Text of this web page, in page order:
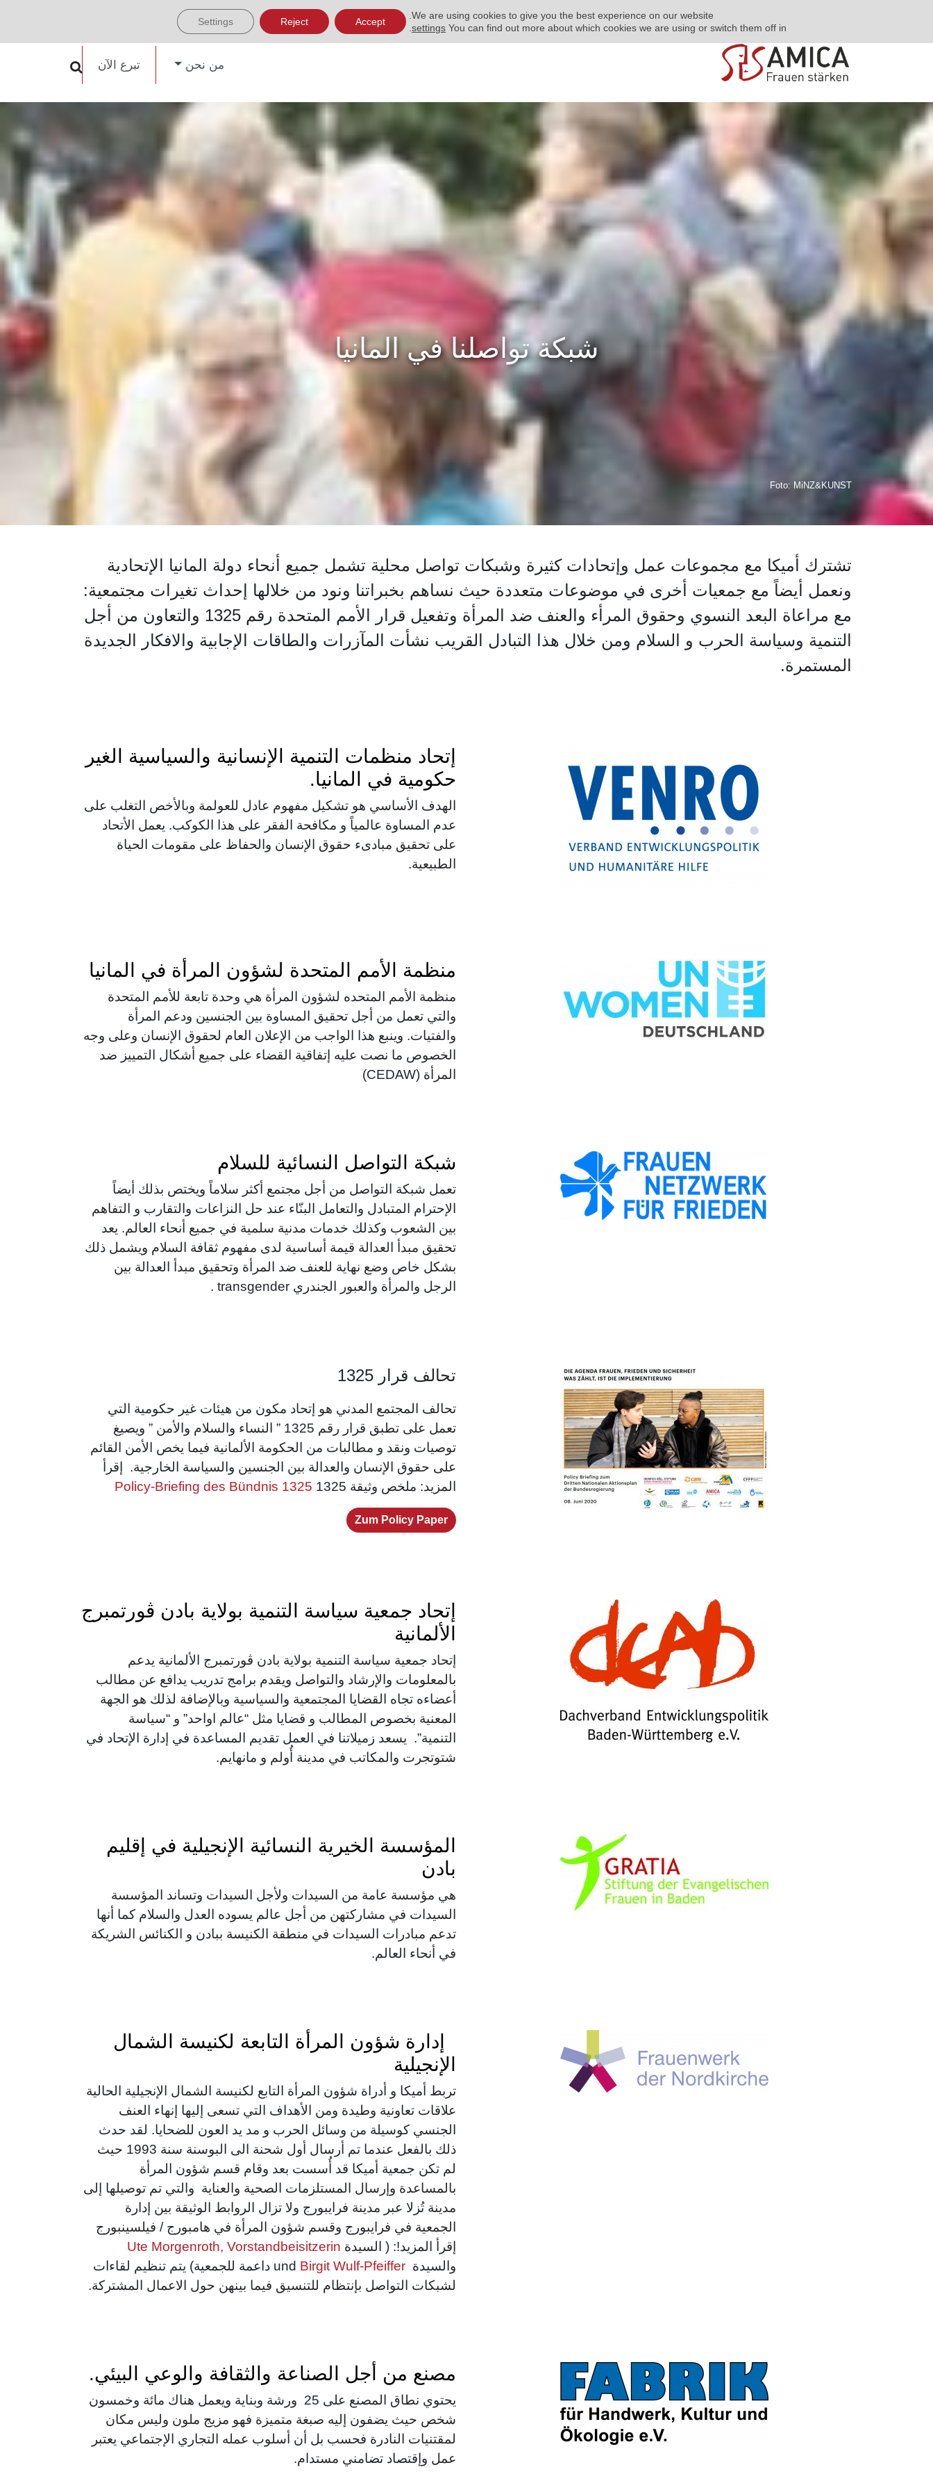
CONTACT US DEUTSCH
من نحن تبرع الآن
شبكة تواصلنا في المانيا
Foto: MiNZ&KUNST
تشترك أميكا مع مجموعات عمل وإتحادات كثيرة وشبكات تواصل محلية تشمل جميع أنحاء دولة المانيا الإتحادية
ونعمل أيضاً مع جمعيات أخرى في موضوعات متعددة حيث نساهم بخبراتنا ونود من خلالها إحداث تغيرات مجتمعية:
مع مراعاة البعد النسوي وحقوق المرأء والعنف ضد المرأة وتفعيل قرار الأمم المتحدة رقم 1325 والتعاون من أجل
التنمية وسياسة الحرب و السلام ومن خلال هذا التبادل القريب نشأت المآزرات والطاقات الإجابية والافكار الجديدة
المستمرة.
إتحاد منظمات التنمية الإنسانية والسياسية الغير
حكومية في المانيا.
الهدف الأساسي هو تشكيل مفهوم عادل للعولمة وبالأخص التغلب على
عدم المساوة عالمياً و مكافحة الفقر على هذا الكوكب. يعمل الأتحاد
على تحقيق مبادىء حقوق الإنسان والحفاظ على مقومات الحياة
الطبيعية.
منظمة الأمم المتحدة لشؤون المرأة في المانيا
منظمة الأمم المتحده لشؤون المرأة هي وحدة تابعة للأمم المتحدة
والتي تعمل من أجل تحقيق المساوة بين الجنسين ودعم المرأة
والفتيات. وينبع هذا الواجب من الإعلان العام لحقوق الإنسان وعلى وجه
الخصوص ما نصت عليه إتفاقية القضاء على جميع أشكال التمييز ضد
المرأة (CEDAW)
شبكة التواصل النسائية للسلام
تعمل شبكة التواصل من أجل مجتمع أكثر سلاماً ويختص بذلك أيضاً
الإحترام المتبادل والتعامل البنّاء عند حل النزاعات والتقارب و التفاهم
بين الشعوب وكذلك خدمات مدنية سلمية في جميع أنحاء العالم. يعد
تحقيق مبدأ العدالة قيمة أساسية لدى مفهوم ثقافة السلام ويشمل ذلك
بشكل خاص وضع نهاية للعنف ضد المرأة وتحقيق مبدأ العدالة بين
الرجل والمرأة والعبور الجندري transgender .
تحالف قرار 1325
تحالف المجتمع المدني هو إتحاد مكون من هيئات غير حكومية التي
تعمل على تطبق قرار رقم 1325 ” النساء والسلام والأمن ” ويصيغ
توصيات ونقد و مطالبات من الحكومة الألمانية فيما يخص الأمن القائم
على حقوق الإنسان والعدالة بين الجنسين والسياسة الخارجية. إقرأ
المزيد: ملخص وثيقة 1325
Policy-Briefing des Bündnis 1325
Zum Policy Paper
إتحاد جمعية سياسة التنمية بولاية بادن ڨورتمبرج
الألمانية
إتحاد جمعية سياسة التنمية بولاية بادن ڨورتمبرج الألمانية يدعم
بالمعلومات والإرشاد والتواصل ويقدم برامج تدريب يدافع عن مطالب
أعضاءه تجاه القضايا المجتمعية والسياسية وبالإضافة لذلك هو الجهة
المعنية بخصوص المطالب و قضايا مثل “عالم اواحد” و “سياسة
التنمية”. يسعد زميلاتنا في العمل تقديم المساعدة في إدارة الإتحاد في
شتوتجرت والمكاتب في مدينة أُولم و مانهايم.
المؤسسة الخيرية النسائية الإنجيلية في إقليم
بادن
هي مؤسسة عامة من السيدات ولأجل السيدات وتساند المؤسسة
السيدات في مشاركتهن من أجل عالم يسوده العدل والسلام كما أنها
تدعم مبادرات السيدات في منطقة الكنيسة ببادن و الكنائس الشريكة
في أنحاء العالم.
إدارة شؤون المرأة التابعة لكنيسة الشمال
الإنجيلية
تربط أميكا و أدراة شؤون المرأة التابع لكنيسة الشمال الإنجيلية الحالية
علاقات تعاونية وطيدة ومن الأهداف التي تسعى إليها إنهاء العنف
الجنسي كوسيلة من وسائل الحرب و مد يد العون للضحايا. لقد حدث
ذلك بالفعل عندما تم أرسال أول شحنة الى البوسنة سنة 1993 حيث
لم تكن جمعية أميكا قد أُسست بعد وقام قسم شؤون المرأة
بالمساعدة وإرسال المستلزمات الصحية والعناية والتي تم توصيلها إلى
مدينة تُزلا عبر مدينة فرايبورج ولا تزال الروابط الوثيقة بين إدارة
الجمعية في فرايبورج وقسم شؤون المرأة في هامبورج / فيلسينبورج
إقرأ المزيد!: ( السيدة Ute Morgenroth, Vorstandbeisitzerin
والسيدة und Birgit Wulf-Pfeiffer
داعمة للجمعية) يتم تنظيم لقاءات
لشبكات التواصل بإنتظام للتنسيق فيما بينهن حول الاعمال المشتركة.
مصنع من أجل الصناعة والثقافة والوعي البيئي.
يحتوي نطاق المصنع على 25 ورشة وبناية ويعمل هناك مائة وخمسون
شخص حيث يضفون إليه صبغة متميزة فهو مزيج ملون وليس مكان
لمقتنيات النادرة فحسب بل أن أسلوب عمله التجاري الإجتماعي يعتبر
عمل وإقتصاد تضامني مستدام.
We are using cookies to give you the best experience on our website.
You can find out more about which cookies we are using or switch them off in
settings
.
Accept
Reject
Settings